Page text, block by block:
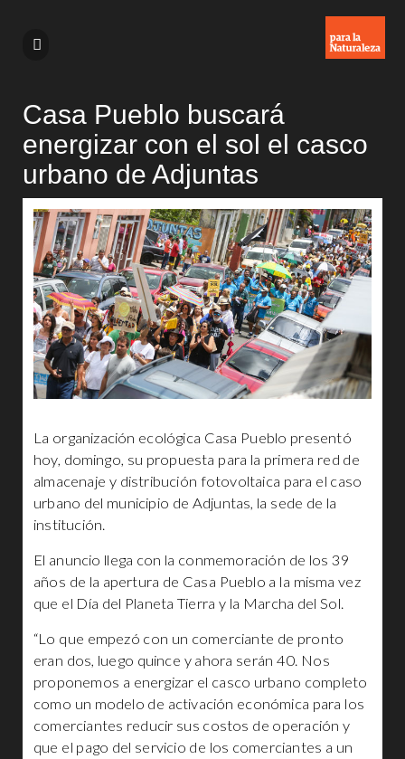
Casa Pueblo buscará
energizar con el sol el casco
urbano de Adjuntas
La organización ecológica Casa Pueblo presentó
hoy, domingo, su propuesta para la primera red de
almacenaje y distribución fotovoltaica para el caso
urbano del municipio de Adjuntas, la sede de la
institución.
El anuncio llega con la conmemoración de los 39
años de la apertura de Casa Pueblo a la misma vez
que el Día del Planeta Tierra y la Marcha del Sol.
“Lo que empezó con un comerciante de pronto
eran dos, luego quince y ahora serán 40. Nos
proponemos a energizar el casco urbano completo
como un modelo de activación económica para los
comerciantes reducir sus costos de operación y
que el pago del servicio de los comerciantes a un